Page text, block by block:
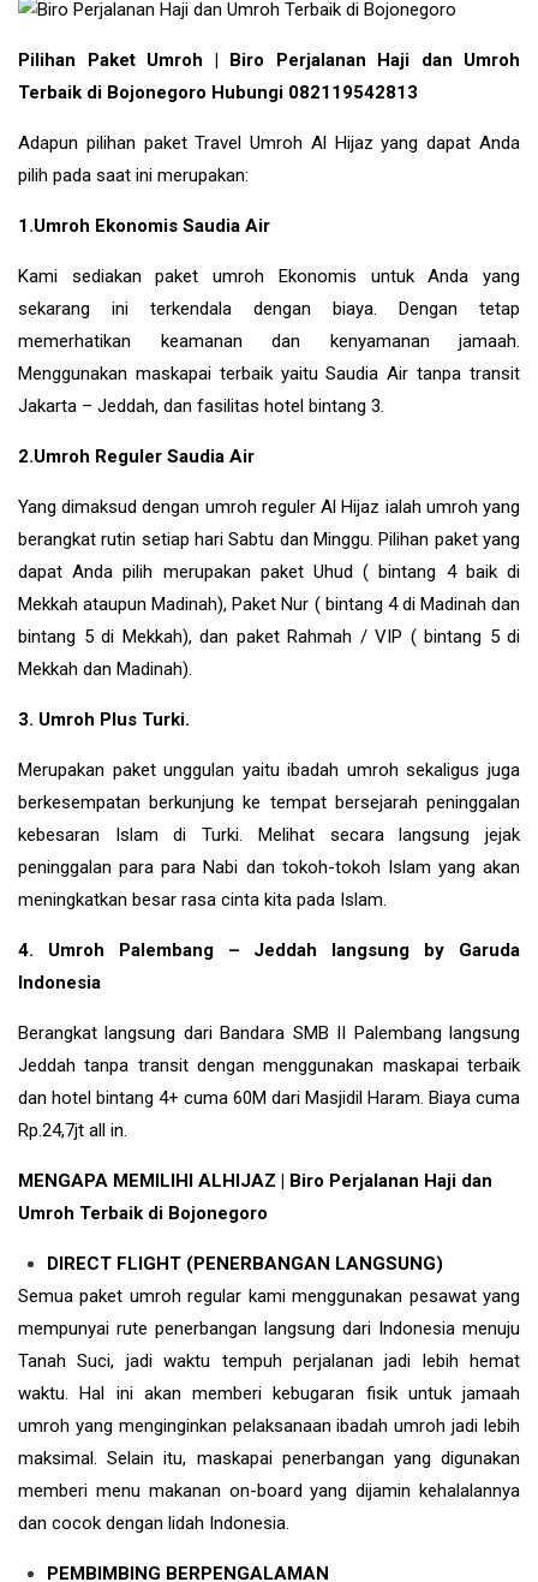
Pilihan Paket Umroh | Biro Perjalanan Haji dan Umroh
Terbaik di Bojonegoro Hubungi 082119542813
Adapun pilihan paket Travel Umroh Al Hijaz yang dapat Anda
pilih pada saat ini merupakan:
1.Umroh Ekonomis Saudia Air
Kami sediakan paket umroh Ekonomis untuk Anda yang
sekarang ini terkendala dengan biaya. Dengan tetap
memerhatikan keamanan dan kenyamanan jamaah.
Menggunakan maskapai terbaik yaitu Saudia Air tanpa transit
Jakarta – Jeddah, dan fasilitas hotel bintang 3.
2.Umroh Reguler Saudia Air
Yang dimaksud dengan umroh reguler Al Hijaz ialah umroh yang
berangkat rutin setiap hari Sabtu dan Minggu. Pilihan paket yang
dapat Anda pilih merupakan paket Uhud ( bintang 4 baik di
Mekkah ataupun Madinah), Paket Nur ( bintang 4 di Madinah dan
bintang 5 di Mekkah), dan paket Rahmah / VIP ( bintang 5 di
Mekkah dan Madinah).
3. Umroh Plus Turki.
Merupakan paket unggulan yaitu ibadah umroh sekaligus juga
berkesempatan berkunjung ke tempat bersejarah peninggalan
kebesaran Islam diTurki. Melihat secara langsung jejak
peninggalan para para Nabi dan tokoh-tokoh Islam yang akan
meningkatkan besar rasa cinta kita pada Islam.
4. Umroh Palembang – Jeddah langsung by Garuda
Indonesia
Berangkat langsung dari Bandara SMB II Palembang langsung
Jeddah tanpa transit dengan menggunakan maskapai terbaik
dan hotel bintang 4+ cuma 60M dari Masjidil Haram. Biaya cuma
Rp.24,7jt all in.
MENGAPA MEMILIHI ALHIJAZ | Biro Perjalanan Haji dan
Umroh Terbaik di Bojonegoro
DIRECT FLIGHT (PENERBANGAN LANGSUNG)
Semua paket umroh regular kami menggunakan pesawat yang
mempunyai rute penerbangan langsung dari Indonesia menuju
Tanah Suci, jadi waktu tempuh perjalanan jadi lebih hemat
waktu. Hal ini akan memberi kebugaran fisik untuk jamaah
umroh yang menginginkan pelaksanaan ibadah umroh jadi lebih
maksimal. Selain itu, maskapai penerbangan yang digunakan
memberi menu makanan on-board yang dijamin kehalalannya
dan cocok dengan lidah Indonesia.
PEMBIMBING BERPENGALAMAN